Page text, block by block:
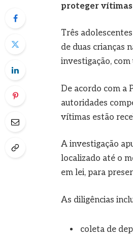
proteger vítimas
Três
de duas crianças
investigação,
De acordo com a
autoridades
vítimas estão
A investigação
localizado até o
em lei, para
As diligências
coleta de